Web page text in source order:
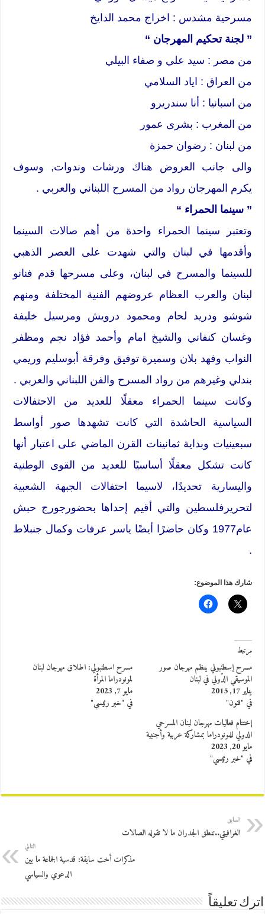
مسرحية مشدس : اخراج محمد الدايخ
” لجنة تحكيم المهرجان “
من مصر : سيد علي و صفاء البيلي
من العراق : اياد السلامي
من اسبانيا : أنا سندريرو
من المغرب : بشرى عمور
من لبنان : رضوان حمزة
والى جانب العروض هناك ورشات وندوات, وسوف
يكرم المهرجان رواد من المسرح اللبناني والعربي .
” سينما الحمراء “
وتعتبر سينما الحمراء واحدة من أهم صالات السينما
وأقدمها في لبنان والتي شهدت على العصر الذهبي
للسينما والمسرح في لبنان، وعلى مسرحها قدم فنانو
لبنان والعرب العظام عروضهم الفنية المختلفة ومنهم
شوشو ودريد لحام ومحمود درويش ومرسيل خليفة
وغسان كنفاني والشيخ امام وأحمد فؤاد نجم ومظفر
النواب وفهد بلان وسميرة توفيق وفرقة أبوسليم وريمي
بندلي وغيرهم من رواد المسرح والفن اللبناني والعربي .
وكانت سينما الحمراء معقلًا للعديد من الاحتفالات
السياسية الحاشدة التي كانت تشهدها صور أواسط
سبعينيات وبداية ثمانينات القرن الماضي على اعتبار أنها
كانت تشكل معقلًا أساسيًا للعديد من القوى الوطنية
واليسارية تحديدًا، لاسيما احتفالات الجبهة الشعبية
لتحريرفلسطين والتي أقيم إحداها بحضورجورج حبش
عام1977 وكان حاضرًا أيضًا ياسر عرفات وكمال جنبلاط
.
شارك هذا الموضوع:
مرتبط
مسرح إسطنبولي ينظم مهرجان صور
الموسيقي الدّولي في لبنان
يناير 17, 2015
في "فنون"
مسرح اسطنبولي: اطلاق مهرجان لبنان
لمونودراما المرأة
مايو 7, 2023
في "خبر رئيسي"
إختتام فعاليات مهرجان لبنان المسرحي
الدولي للمونودراما بمشاركة عربية وأجنبية
مايو 20, 2023
في "خبر رئيسي"
السابق
الغرافيتي..تنطق الجدران ما لا تقوله الصالات
التالي
مذكرات أخت سابقة: قدسية الجماعة ما بين
الدعوي والسياسي
اترك تعليقاً